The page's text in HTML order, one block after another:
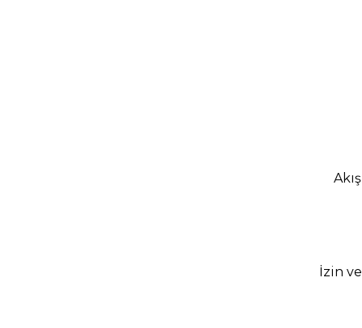
İzin